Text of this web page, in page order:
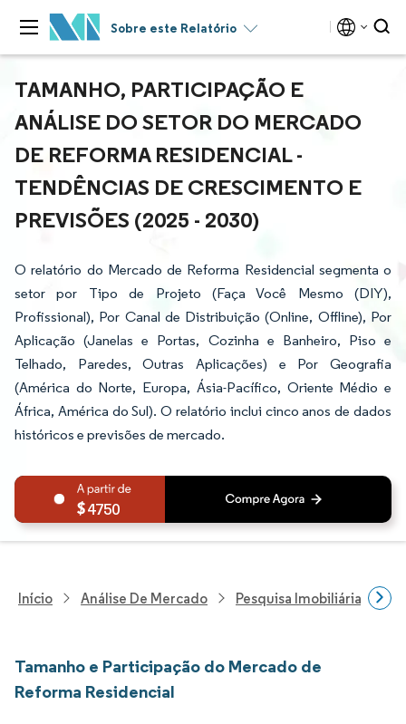
Sobre este Relatório
TAMANHO, PARTICIPAÇÃO E
ANÁLISE DO SETOR DO MERCADO
DE REFORMA RESIDENCIAL -
TENDÊNCIAS DE CRESCIMENTO E
PREVISÕES (2025 - 2030)
O relatório do Mercado de Reforma Residencial segmenta o
setor por Tipo de Projeto (Faça Você Mesmo (DIY),
Profissional), Por Canal de Distribuição (Online, Offline), Por
Aplicação (Janelas e Portas, Cozinha e Banheiro, Piso e
Telhado, Paredes, Outras Aplicações) e Por Geografia
(América do Norte, Europa, Ásia-Pacífico, Oriente Médio e
África, América do Sul). O relatório inclui cinco anos de dados
históricos e previsões de mercado.
4750
Início Análise De Mercado Pesquisa Imobiliária E De
Tamanho e Participação do Mercado de
Reforma Residencial